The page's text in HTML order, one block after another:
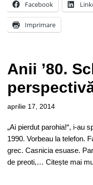
Facebook
Imprimare
Anii ’80.
aprilie 17, 2014
„Ai pierdut parohia!“, i-au
1990. Vorbeau la telefon.
grec. Casnicia esuase.
de preoti,… Citește mai